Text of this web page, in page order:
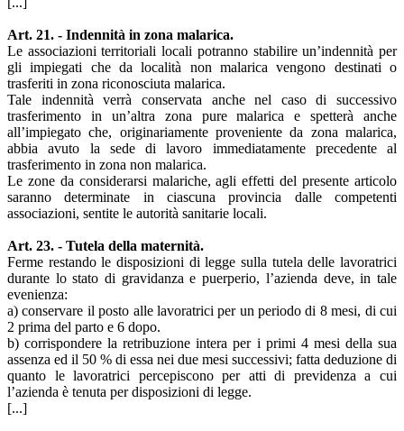
Art. 21. - Indennità in zona malarica.
Le associazioni territoriali locali potranno stabilire un’indennità per
gli impiegati che da località non malarica vengono destinati o
trasferiti in zona riconosciuta malarica.
Tale indennità verrà conservata anche nel caso di successivo
trasferimento in un’altra zona pure malarica e spetterà anche
all’impiegato che, originariamente proveniente da zona malarica,
abbia avuto la sede di lavoro immediatamente precedente al
trasferimento in zona non malarica.
Le zone da considerarsi malariche, agli effetti del presente articolo
saranno determinate in ciascuna provincia dalle competenti
associazioni, sentite le autorità sanitarie locali.
Art. 23. - Tutela della maternità.
Ferme restando le disposizioni di legge sulla tutela delle lavoratrici
durante lo stato di gravidanza e puerperio, l’azienda deve, in tale
evenienza:
а) conservare il posto alle lavoratrici per un periodo di 8 mesi, di cui
2 prima del parto e 6 dopo.
b) corrispondere la retribuzione intera per i primi 4 mesi della sua
assenza ed il 50 % di essa nei due mesi successivi; fatta deduzione di
quanto le lavoratrici percepiscono per atti di previdenza a cui
l’azienda è tenuta per disposizioni di legge.
[...]